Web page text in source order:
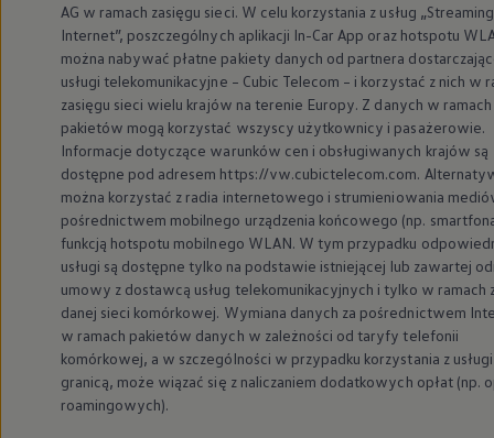
AG w ramach zasięgu sieci. W celu korzystania z usług
Internet”, poszczególnych aplikacji In-Car App oraz hotspotu
można nabywać płatne pakiety danych od partnera
usługi telekomunikacyjne – Cubic Telecom – i korzystać z nich w
zasięgu sieci wielu krajów na terenie Europy. Z danych w
pakietów mogą korzystać wszyscy użytkownicy i pasażerowie.
Informacje dotyczące warunków cen i obsługiwanych krajów są
dostępne pod adresem https://vw.cubictelecom.com.
można korzystać z radia internetowego i strumieniowania
pośrednictwem mobilnego urządzenia końcowego (np.
funkcją hotspotu mobilnego WLAN. W tym przypadku
usługi są dostępne tylko na podstawie istniejącej lub zawartej
umowy z dostawcą usług telekomunikacyjnych i tylko w ramach
danej sieci komórkowej. Wymiana danych za pośrednictwem
w ramach pakietów danych w zależności od taryfy telefonii
komórkowej, a w szczególności w przypadku korzystania z
granicą, może wiązać się z naliczaniem dodatkowych opłat (np.
roamingowych).